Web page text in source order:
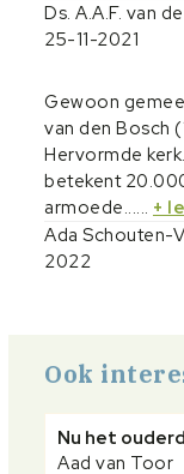
Ds. A.A.F. van
25-11-2021
Gewoon
van den Bosch
Hervormde
betekent
armoede...... +
Ada Schouten-
2022
Ook
Nu het
Aad van Toor